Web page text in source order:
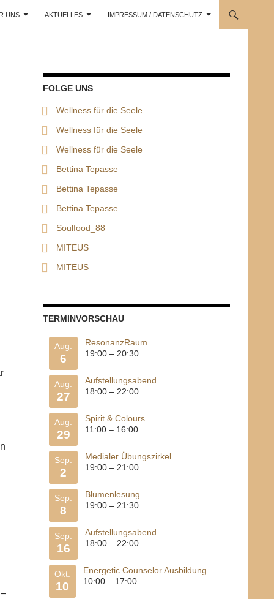
UNS AKTUELLES IMPRESSUM / DATENSCHUTZ
FOLGE UNS
Wellness für die Seele
Wellness für die Seele
Wellness für die Seele
Bettina Tepasse
Bettina Tepasse
Bettina Tepasse
Soulfood_88
MITEUS
MITEUS
TERMINVORSCHAU
Aug.
6
ResonanzRaum
19:00 – 20:30
Aug.
27
Aufstellungsabend
18:00 – 22:00
Aug.
29
Spirit & Colours
11:00 – 16:00
Sep.
2
Medialer Übungszirkel
19:00 – 21:00
Sep.
8
Blumenlesung
19:00 – 21:30
Sep.
16
Aufstellungsabend
18:00 – 22:00
Okt.
10
Energetic Counselor Ausbildung
10:00 – 17:00